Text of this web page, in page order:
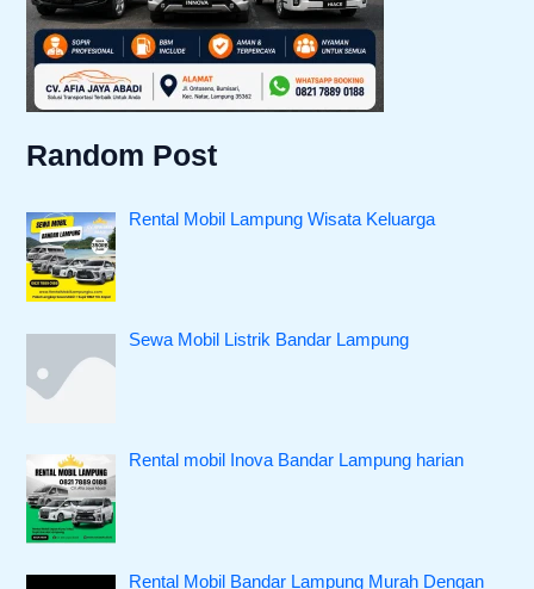
Random Post
Rental Mobil Lampung Wisata Keluarga
Sewa Mobil Listrik Bandar Lampung
Rental mobil Inova Bandar Lampung harian
Rental Mobil Bandar Lampung Murah Dengan